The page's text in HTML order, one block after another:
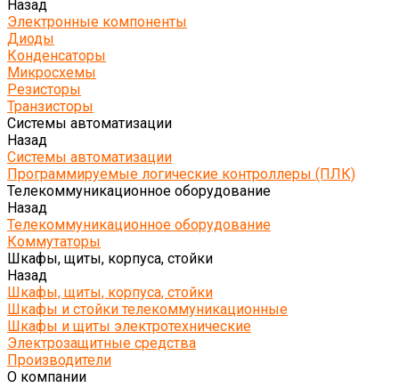
Назад
Электронные компоненты
Диоды
Конденсаторы
Микросхемы
Резисторы
Транзисторы
Системы автоматизации
Назад
Системы автоматизации
Программируемые логические контроллеры (ПЛК)
Телекоммуникационное оборудование
Назад
Телекоммуникационное оборудование
Коммутаторы
Шкафы, щиты, корпуса, стойки
Назад
Шкафы, щиты, корпуса, стойки
Шкафы и стойки телекоммуникационные
Шкафы и щиты электротехнические
Электрозащитные средства
Производители
О компании